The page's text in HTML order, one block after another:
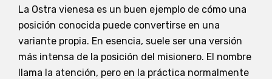
La Ostra vienesa es un buen ejemplo de cómo una
posición conocida puede convertirse en una
variante propia. En esencia, suele ser una versión
más intensa de la posición del misionero. El nombre
llama la atención, pero en la práctica normalmente